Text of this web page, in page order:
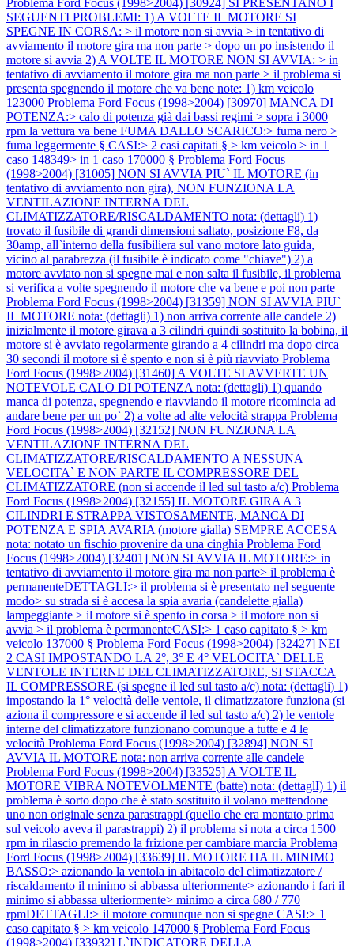
SEGUENTI PROBLEMI: 1) A VOLTE IL MOTORE SI
SPEGNE IN CORSA: > il motore non si avvia > in tentativo di
avviamento il motore gira ma non parte > dopo un po insistendo il
motore si avvia 2) A VOLTE IL MOTORE NON SI AVVIA: > in
tentativo di avviamento il motore gira ma non parte > il problema si
presenta spegnendo il motore che va bene note: 1) km veicolo
123000 Problema Ford Focus (1998>2004) [30970] MANCA DI
POTENZA:> calo di potenza già dai bassi regimi > sopra i 3000
rpm la vettura va bene FUMA DALLO SCARICO:> fuma nero >
fuma leggermente § CASI:> 2 casi capitati § > km veicolo > in 1
caso 148349> in 1 caso 170000 § Problema Ford Focus
(1998>2004) [31005] NON SI AVVIA PIU` IL MOTORE (in
tentativo di avviamento non gira), NON FUNZIONA LA
VENTILAZIONE INTERNA DEL
CLIMATIZZATORE/RISCALDAMENTO nota: (dettagli) 1)
trovato il fusibile di grandi dimensioni saltato, posizione F8, da
30amp, all`interno della fusibiliera sul vano motore lato guida,
vicino al parabrezza (il fusibile è indicato come "chiave") 2) a
motore avviato non si spegne mai e non salta il fusibile, il problema
si verifica a volte spegnendo il motore che va bene e poi non parte
Problema Ford Focus (1998>2004) [31359] NON SI AVVIA PIU`
IL MOTORE nota: (dettagli) 1) non arriva corrente alle candele 2)
inizialmente il motore girava a 3 cilindri quindi sostituito la bobina, il
motore si è avviato regolarmente girando a 4 cilindri ma dopo circa
30 secondi il motore si è spento e non si è più riavviato Problema
Ford Focus (1998>2004) [31460] A VOLTE SI AVVERTE UN
NOTEVOLE CALO DI POTENZA nota: (dettagli) 1) quando
manca di potenza, spegnendo e riavviando il motore ricomincia ad
andare bene per un po` 2) a volte ad alte velocità strappa Problema
Ford Focus (1998>2004) [32152] NON FUNZIONA LA
VENTILAZIONE INTERNA DEL
CLIMATIZZATORE/RISCALDAMENTO A NESSUNA
VELOCITA` E NON PARTE IL COMPRESSORE DEL
CLIMATIZZATORE (non si accende il led sul tasto a/c) Problema
Ford Focus (1998>2004) [32155] IL MOTORE GIRA A 3
CILINDRI E STRAPPA VISTOSAMENTE, MANCA DI
POTENZA E SPIA AVARIA (motore gialla) SEMPRE ACCESA
nota: notato un fischio provenire da una cinghia Problema Ford
Focus (1998>2004) [32401] NON SI AVVIA IL MOTORE:> in
tentativo di avviamento il motore gira ma non parte> il problema è
permanenteDETTAGLI:> il problema si è presentato nel seguente
modo> su strada si è accesa la spia avaria (candelette gialla)
lampeggiante > il motore si è spento in corsa > il motore non si
avvia > il problema è permanenteCASI:> 1 caso capitato § > km
veicolo 137000 § Problema Ford Focus (1998>2004) [32427] NEI
2 CASI IMPOSTANDO LA 2°, 3° E 4° VELOCITA` DELLE
VENTOLE INTERNE DEL CLIMATIZZATORE, SI STACCA
IL COMPRESSORE (si spegne il led sul tasto a/c) nota: (dettagli) 1)
impostando la 1° velocità delle ventole, il climatizzatore funziona (si
aziona il compressore e si accende il led sul tasto a/c) 2) le ventole
interne del climatizzatore funzionano comunque a tutte e 4 le
velocità Problema Ford Focus (1998>2004) [32894] NON SI
AVVIA IL MOTORE nota: non arriva corrente alle candele
Problema Ford Focus (1998>2004) [33525] A VOLTE IL
MOTORE VIBRA NOTEVOLMENTE (batte) nota: (dettaglI) 1) il
problema è sorto dopo che è stato sostituito il volano mettendone
uno non originale senza parastrappi (quello che era montato prima
sul veicolo aveva il parastrappi) 2) il problema si nota a circa 1500
rpm in rilascio premendo la frizione per cambiare marcia Problema
Ford Focus (1998>2004) [33639] IL MOTORE HA IL MINIMO
BASSO:> azionando la ventola in abitacolo del climatizzatore /
riscaldamento il minimo si abbassa ulteriormente> azionando i fari il
minimo si abbassa ulteriormente> minimo a circa 680 / 770
rpmDETTAGLI:> il motore comunque non si spegne CASI:> 1
caso capitato § > km veicolo 147000 § Problema Ford Focus
(1998>2004) [33932] L`INDICATORE DELLA